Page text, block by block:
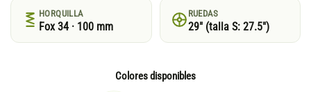
HORQUILLA
Fox 34 · 100 mm
RUEDAS
29″ (talla S: 27.5″)
Colores disponibles